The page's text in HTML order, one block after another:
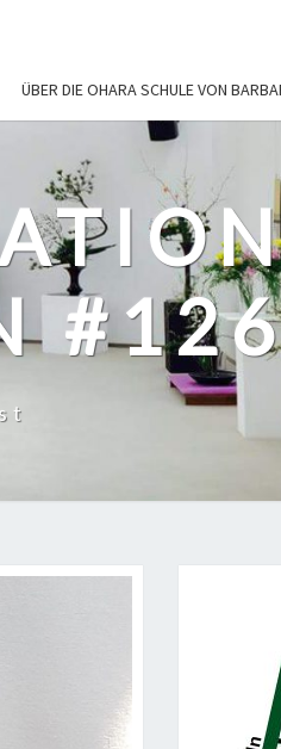
ÜBER DIE OHARA SCHULE VON